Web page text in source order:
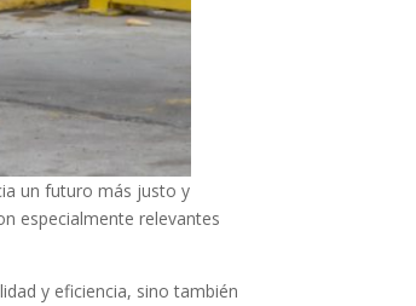
un futuro más justo y
especialmente relevantes
y eficiencia, sino también